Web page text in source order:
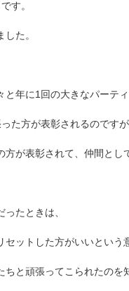
す。
た。
年に1回の大きなパーテ
た方が表彰されるのですが
が表彰されて、仲間とし
たときは、
ットした方がいいという
ちと頑張ってこられたのを